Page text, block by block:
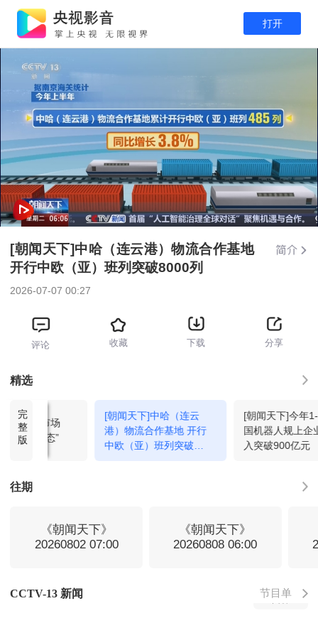
打开
[朝闻天下]中哈（连云港）物流合作基地
开行中欧（亚）班列突破8000列
2026-07-07 00:27
评论 收藏 下载 分享
精选
完
整
版
]三夏走市场
”到“扩生态”
[朝闻天下]中哈（连云
港）物流合作基地 开行
中欧（亚）班列突破
8000列
[朝闻天下]今年
国机器人规上企
入突破900亿元
往期
《朝闻天下》
20260802 07:00
《朝闻天下》
20260808 06:00
CCTV-13 新闻 节目单
17:15
18:00 新闻直播间 回看
新闻调查
焦点访谈
19:37 军情时间到 回看